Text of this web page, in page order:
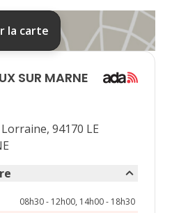
septembre 2026
la carte
SUR MARNE
94170 LE
08h30 - 12h00, 14h00 - 18h30